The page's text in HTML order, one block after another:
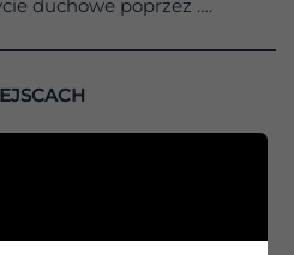
duchowe poprzez ….